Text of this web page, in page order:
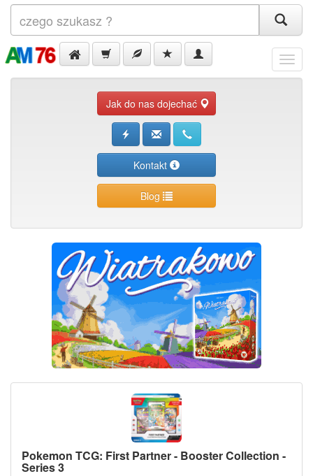
Menu
Jak do nas dojechać
Kontakt
Blog
Pokemon TCG: First Partner - Booster Collection -
Series 3